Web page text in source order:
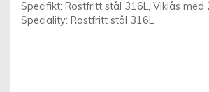
Specifikt: Rostfritt stål 316L, Viklås
Speciality: Rostfritt stål 316L